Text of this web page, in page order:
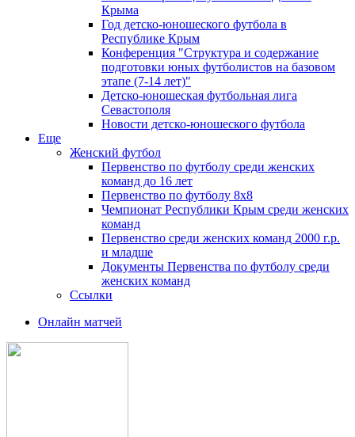
Крыма
Год детско-юношеского футбола в
Республике Крым
Конференция "Структура и содержание
подготовки юных футболистов на базовом
этапе (7-14 лет)"
Детско-юношеская футбольная лига
Севастополя
Новости детско-юношеского футбола
Еще
Женский футбол
Первенство по футболу среди женских
команд до 16 лет
Первенство по футболу 8х8
Чемпионат Республики Крым среди женских
команд
Первенство среди женских команд 2000 г.р.
и младше
Документы Первенства по футболу среди
женских команд
Ссылки
Онлайн матчей